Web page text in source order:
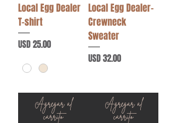
Local Egg Dealer
T-shirt
Precio
USD 25.00
Agregar al
carrito
Local Egg Dealer-
Crewneck
Sweater
Precio
USD 32.00
Agregar al
carrito